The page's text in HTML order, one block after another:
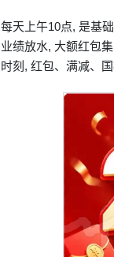
每天上午10点, 是基
业绩放水, 大额红包
时刻, 红包、满减、